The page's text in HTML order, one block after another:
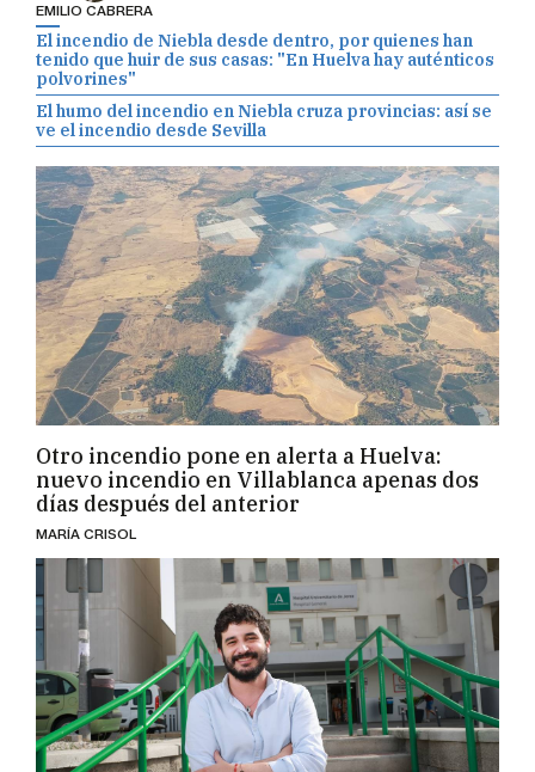
EMILIO CABRERA
El incendio de Niebla desde dentro, por quienes han
tenido que huir de sus casas: "En Huelva hay auténticos
polvorines"
El humo del incendio en Niebla cruza provincias: así se
ve el incendio desde Sevilla
Otro incendio pone en alerta a Huelva:
nuevo incendio en Villablanca apenas dos
días después del anterior
MARÍA CRISOL